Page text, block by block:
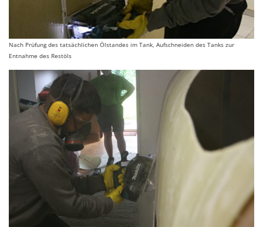
Nach Prüfung des tatsächlichen Ölstandes im Tank, Aufschneiden des Tanks zur
Entnahme des Restöls